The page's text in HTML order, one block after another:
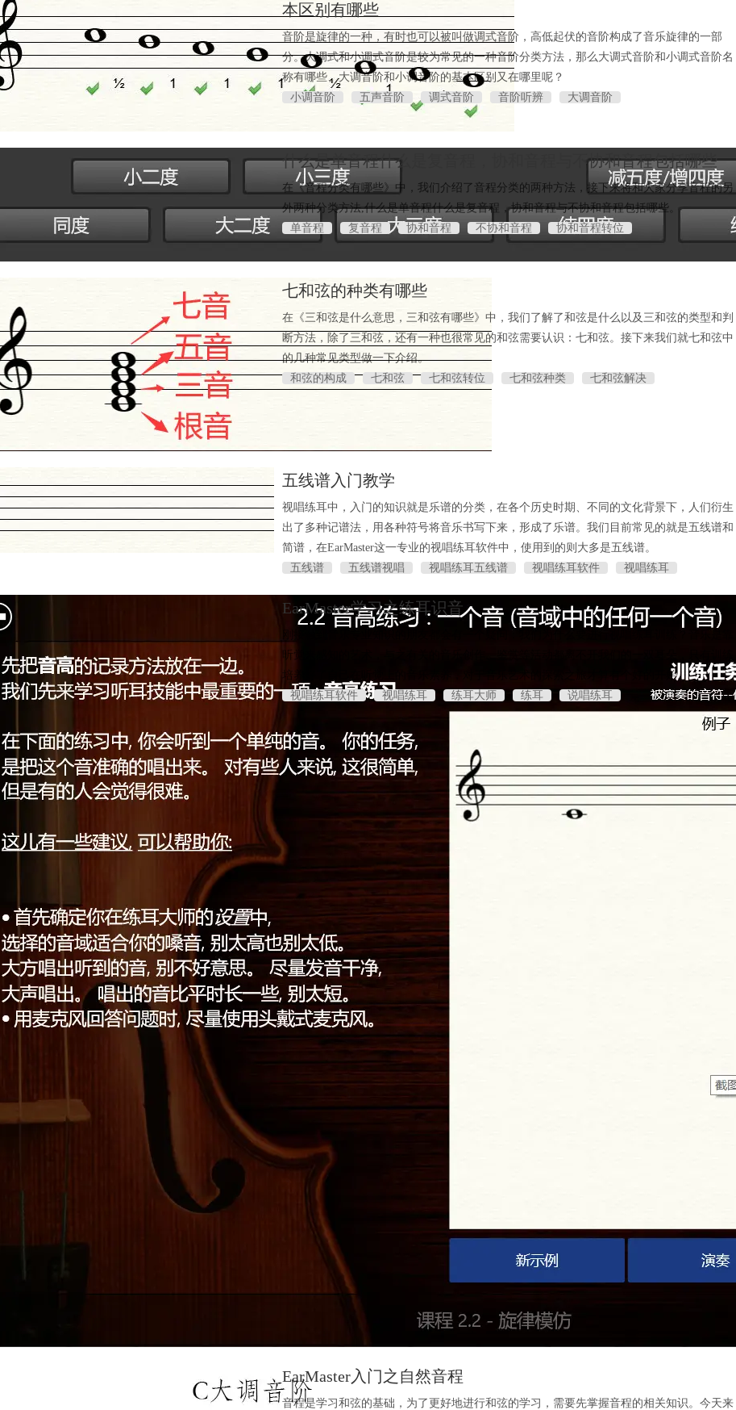
本区别有哪些
音阶是旋律的一种，有时也可以被叫做调式音阶，高低起伏的音阶构成了音乐旋律的一部
分。大调式和小调式音阶是较为常见的一种音阶分类方法，那么大调式音阶和小调式音阶名
称有哪些、大调音阶和小调音阶的基本区别又在哪里呢？
小调音阶
五声音阶 调式音阶 音阶听辨 大调音阶
什么是单音程什么是复音程，协和音程与不协和音程包括哪些
在《音程分类有哪些》中，我们介绍了音程分类的两种方法，接下来将和大家分享音程的另
外两种分类方法,什么是单音程什么是复音程，协和音程与不协和音程包括哪些。
单音程
复音程 协和音程 不协和音程 协和音程转位
七和弦的种类有哪些
在《三和弦是什么意思，三和弦有哪些》中，我们了解了和弦是什么以及三和弦的类型和判
断方法，除了三和弦，还有一种也很常见的和弦需要认识：七和弦。接下来我们就七和弦中
的几种常见类型做一下介绍。
和弦的构成
七和弦 七和弦转位 七和弦种类 七和弦解决
五线谱入门教学
视唱练耳中，入门的知识就是乐谱的分类，在各个历史时期、不同的文化背景下，人们衍生
出了多种记谱法，用各种符号将音乐书写下来，形成了乐谱。我们目前常见的就是五线谱和
简谱，在EarMaster这一专业的视唱练耳软件中，使用到的则大多是五线谱。
五线谱
五线谱视唱 视唱练耳五线谱 视唱练耳软件 视唱练耳
EarMaster学习之练耳识音
听觉来感知的艺术，与之有关的音乐创作、鉴赏等活动都离不开我们的一双耳朵，只有训练
培养好了自己在听觉上的音乐素养，对于音乐艺术的探索之旅才算有个好的开始。
视唱练耳软件
视唱练耳 练耳大师 练耳 说唱练耳
EarMaster入门之自然音程
音程是学习和弦的基础，为了更好地进行和弦的学习，需要先掌握音程的相关知识。今天来